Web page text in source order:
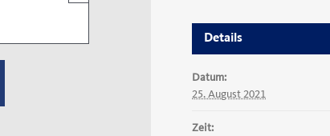
Details
Datum:
25. August 2021
Zeit: